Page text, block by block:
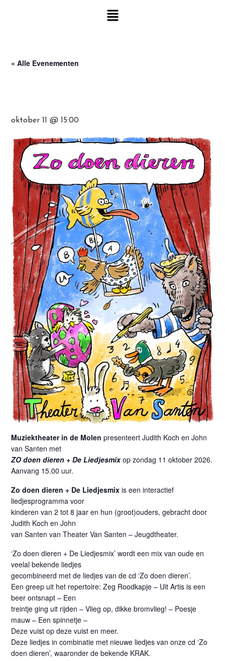
« Alle Evenementen
oktober 11 @ 15:00
Muziektheater in de Molen presenteert Judith Koch en John
van Santen met
ZO doen dieren + De Liedjesmixop zondag 11 oktober 2026.
Aanvang 15.00 uur.
Zo doen dieren + De Liedjesmix is een interactief
liedjesprogramma voor
kinderen van 2 tot 8 jaar en hun (groot)ouders, gebracht door
Judith Koch en John
van Santen van Theater Van Santen – Jeugdtheater.
‘Zo doen dieren + De Liedjesmix’ wordt een mix van oude en
veelal bekende liedjes
gecombineerd met de liedjes van de cd ‘Zo doen dieren’.
Een greep uit het repertoire: Zeg Roodkapje – Uit Artis is een
beer ontsnapt – Een
treintje ging uit rijden – Vlieg op, dikke bromvlieg! – Poesje
mauw – Een spinnetje –
Deze vuist op deze vuist en meer.
Deze liedjes in combinatie met nieuwe liedjes van onze cd ‘Zo
doen dieren’, waaronder de bekende KRAK.